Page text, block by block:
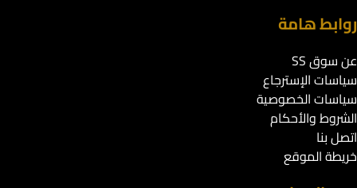
روابط هامة
عن سوق SS
سياسات الإسترجاع
سياسات الخصوصية
الشروط والأحكام
اتصل بنا
خريطة الموقع